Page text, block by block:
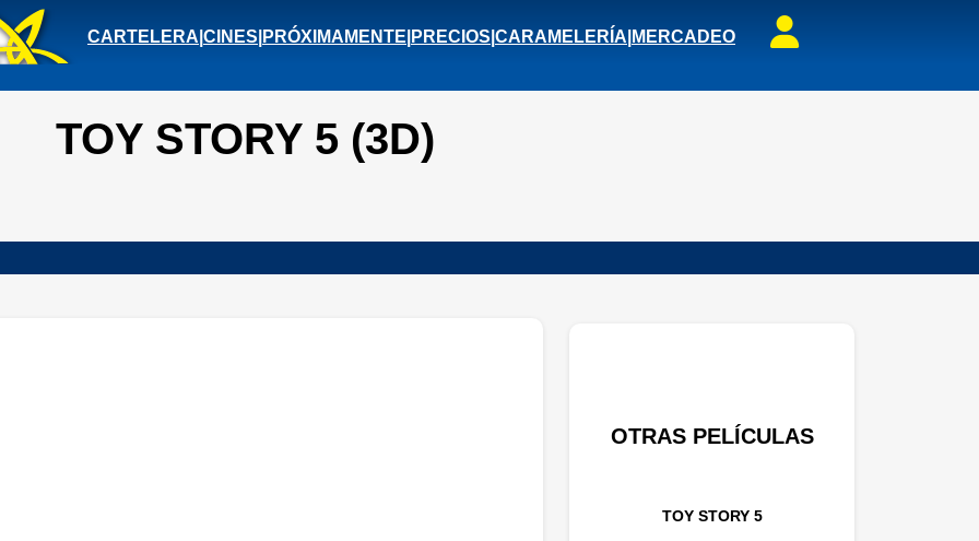
CARTELERA CINES PRÓXIMAMENTE PRECIOS CARAMELERÍA MERCADEO
TOY STORY 5 (3D)
OTRAS PELÍCULAS
TOY STORY 5